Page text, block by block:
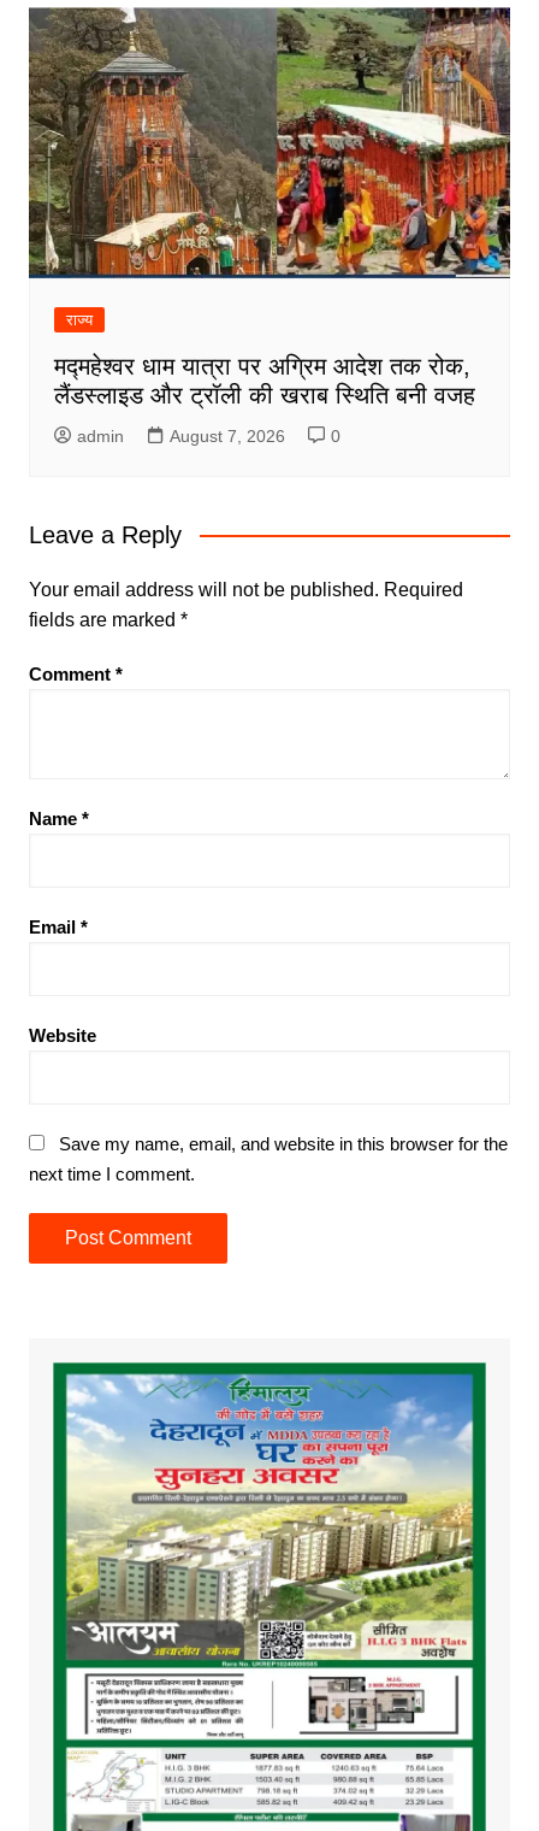
राज्य
मद्महेश्वर धाम यात्रा पर अग्रिम आदेश तक रोक,
लैंडस्लाइड और ट्रॉली की खराब स्थिति बनी वजह
admin August 7, 2026 0
Leave a Reply
Your email address will not be published. Required
fields are marked *
Comment *
Name *
Email *
Website
Save my name, email, and website in this browser for the
next time I comment.